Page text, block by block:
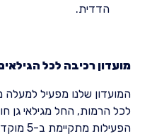
הדדית.
מועדון רכיבה לכל
לכל הרמות, החל מגילאי גן
הפעילות מתקיימת ב-5 מוקדים שונים ברחבי העיר: